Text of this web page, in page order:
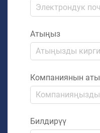
Атыңыз
Компаниянын аты
Билдирүү